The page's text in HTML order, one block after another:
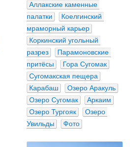
Аллакские каменные
палатки
Коелгинский
мраморный карьер
Коркинский угольный
разрез
Парамоновские
притёсы
Гора Сугомак
Сугомакская пещера
Карабаш
Озеро Аракуль
Озеро Сугомак
Аркаим
Озеро Тургояк
Озеро
Увильды
Фото